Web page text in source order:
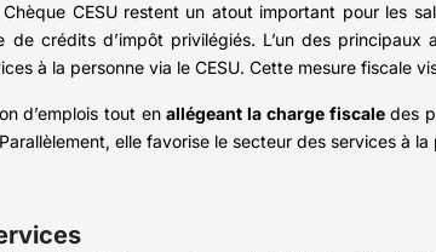
CESU restent un atout important pour les
de crédits d’impôt privilégiés. L’un des principaux
à la personne via le CESU. Cette mesure fiscale
d’emplois tout enallégeant la charge fiscaledes
elle favorise le secteur des services à la